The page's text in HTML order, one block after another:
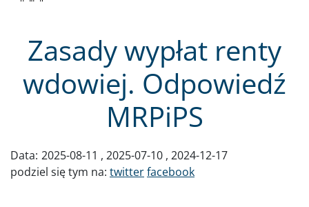
Zasady wypłat renty
wdowiej. Odpowiedź
MRPiPS
Data: 2025-08-11 2025-07-10 2024-12-17
podziel się tym na: twitterfacebook